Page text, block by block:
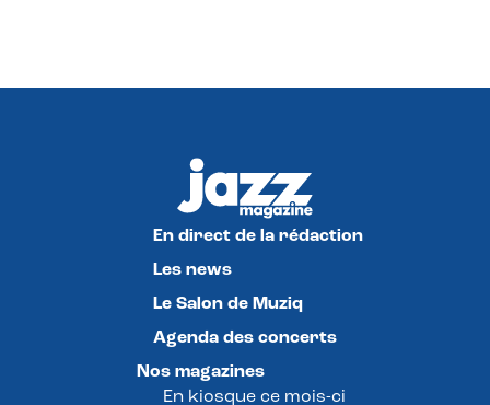
En direct de la rédaction
Les news
Le Salon de Muziq
Agenda des concerts
Nos magazines
En kiosque ce mois-ci